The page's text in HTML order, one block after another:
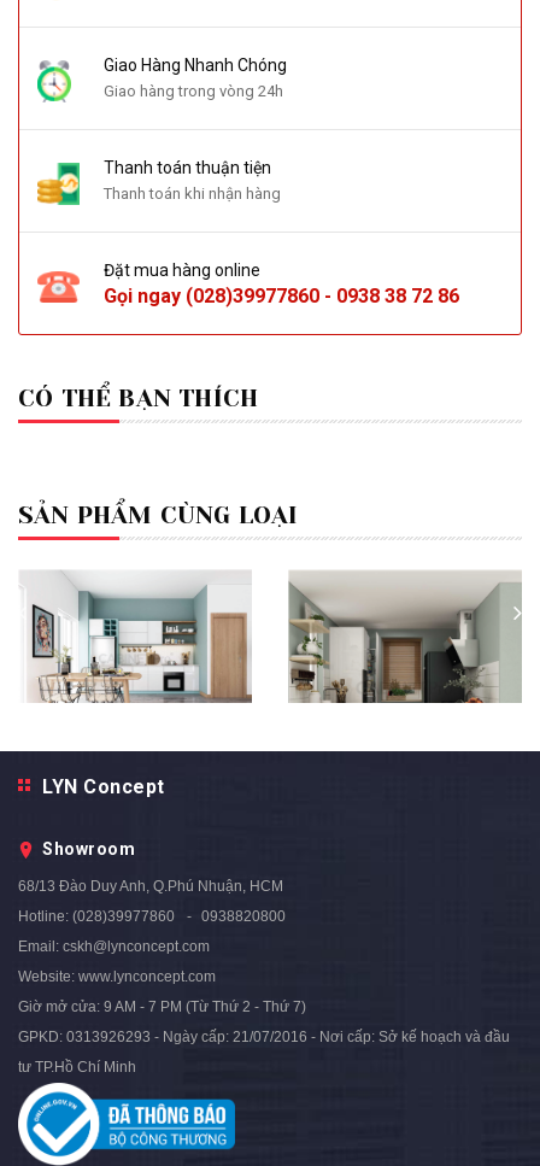
Giao Hàng Nhanh Chóng
Giao hàng trong vòng 24h
Thanh toán thuận tiện
Thanh toán khi nhận hàng
Đặt mua hàng online
Gọi ngay (028)39977860 - 0938 38 72 86
CÓ THỂ BẠN THÍCH
SẢN PHẨM CÙNG LOẠI
TỦ BẾP HIỆN ĐẠI - BEP46
LYN Concept
Showroom
68/13 Đào Duy Anh, Q.Phú Nhuận, HCM
Hotline: (028)39977860
0938820800
Email: cskh@lynconcept.com
Website: www.lynconcept.com
Giờ mở cửa: 9 AM - 7 PM (Từ Thứ 2 - Thứ 7)
GPKD: 0313926293 - Ngày cấp: 21/07/2016 - Nơi cấp: Sở kế hoạch và đầu
tư TP.Hồ Chí Minh